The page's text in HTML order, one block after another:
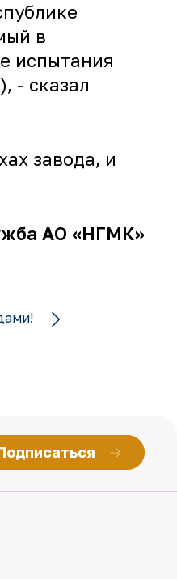
в
испытания
- сказал
завода, и
АО «НГМК»